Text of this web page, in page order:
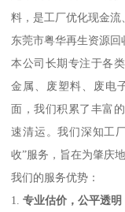
料，是工厂优化现金流
东莞市粤华再生资源
本公司长期专注于各
金属、废塑料、废电
面，我们积累了丰富
速清运。我们深知工
收”服务，旨在为肇庆
我们的服务优势：
1.专业估价，公平透明